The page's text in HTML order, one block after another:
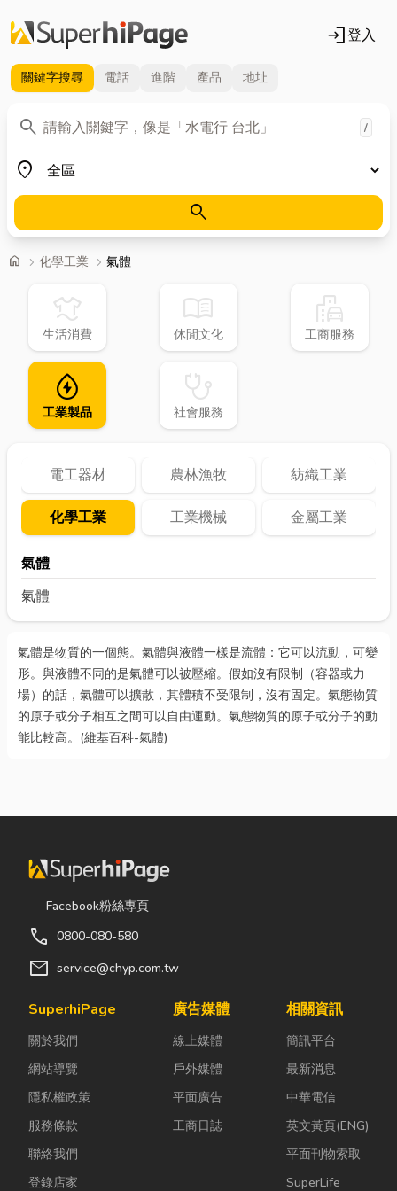
login登入
關鍵字搜尋 電話 進階 產品 地址
search
關鍵字 /
place
地區
search
home 首頁
chevron_right 化學工業 chevron_right 氣體
laundry
生活消費
menu_book
休閒文化
emoji_transportation
工商服務
water_ec
工業製品
stethoscope
社會服務
電工器材 農林漁牧 紡織工業
化學工業 工業機械 金屬工業
氣體
氣體
氣體是物質的一個態。氣體與液體一樣是流體：它可以流動，可變
形。與液體不同的是氣體可以被壓縮。假如沒有限制（容器或力
場）的話，氣體可以擴散，其體積不受限制，沒有固定。氣態物質
的原子或分子相互之間可以自由運動。氣態物質的原子或分子的動
能比較高。(維基百科-氣體)
Facebook粉絲專頁
call 0800-080-580
mail service@chyp.com.tw
SuperhiPage
關於我們
網站導覽
隱私權政策
服務條款
聯絡我們
登錄店家
廣告媒體
線上媒體
戶外媒體
平面廣告
工商日誌
相關資訊
簡訊平台
最新消息
中華電信
英文黃頁(ENG)
平面刊物索取
SuperLife